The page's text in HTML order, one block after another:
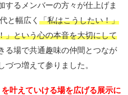
するメンバーの方々が仕上げま
と幅広く 「私はこうしたい！」
」という心の本音を大切にして
る場で共通趣味の仲間とつなが
づつ増えて参りました。
叶えていける場を広げる展示に